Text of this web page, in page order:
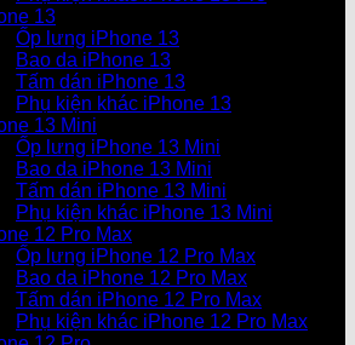
13
Ốp lưng iPhone 13
Bao da iPhone 13
Tấm dán iPhone 13
Phụ kiện khác iPhone 13
13 Mini
Ốp lưng iPhone 13 Mini
Bao da iPhone 13 Mini
Tấm dán iPhone 13 Mini
Phụ kiện khác iPhone 13 Mini
12 Pro Max
Ốp lưng iPhone 12 Pro Max
Bao da iPhone 12 Pro Max
Tấm dán iPhone 12 Pro Max
Phụ kiện khác iPhone 12 Pro Max